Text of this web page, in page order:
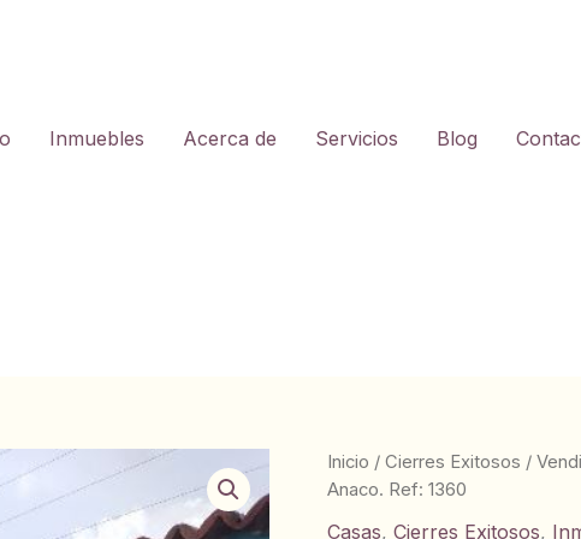
Inmuebles Acerca de Servicios Blog
Inicio / Cierres Exitosos /
Anaco. Ref: 1360
Casas, Cierres Exitosos,